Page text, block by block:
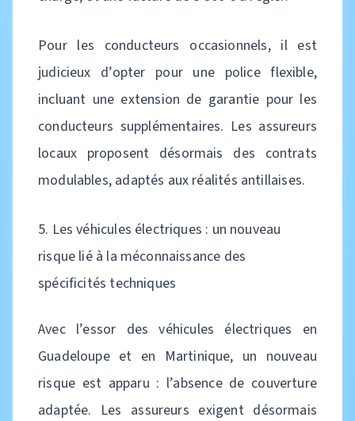
Pour les conducteurs occasionnels, il est
judicieux d’opter pour une police flexible,
incluant une extension de garantie pour les
conducteurs supplémentaires. Les assureurs
locaux proposent désormais des contrats
modulables, adaptés aux réalités antillaises.
5. Les véhicules électriques : un nouveau
risque lié à la méconnaissance des
spécificités techniques
Avec l’essor des véhicules électriques en
Guadeloupe et en Martinique, un nouveau
risque est apparu : l’absence de couverture
adaptée. Les assureurs exigent désormais